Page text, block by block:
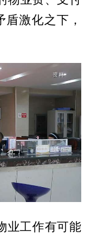
激化之下，
业工作有可能